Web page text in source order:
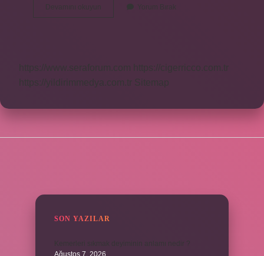
Devamını okuyun
Hangi
Yorum Bırak
https://www.seraforum.com
https://cigerricco.com.tr
https://yildirimmedya.com.tr Sitemap
SON YAZILAR
Ağustos 7, 2026